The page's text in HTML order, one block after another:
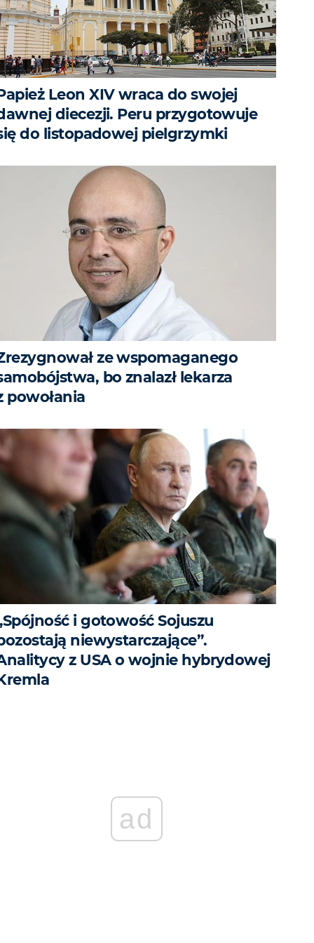
Leon XIV wraca do swojej
diecezji. Peru przygotowuje
do listopadowej pielgrzymki
ze wspomaganego
bo znalazł lekarza
powołania
i gotowość Sojuszu
niewystarczające”.
z USA o wojnie hybrydowej
ad